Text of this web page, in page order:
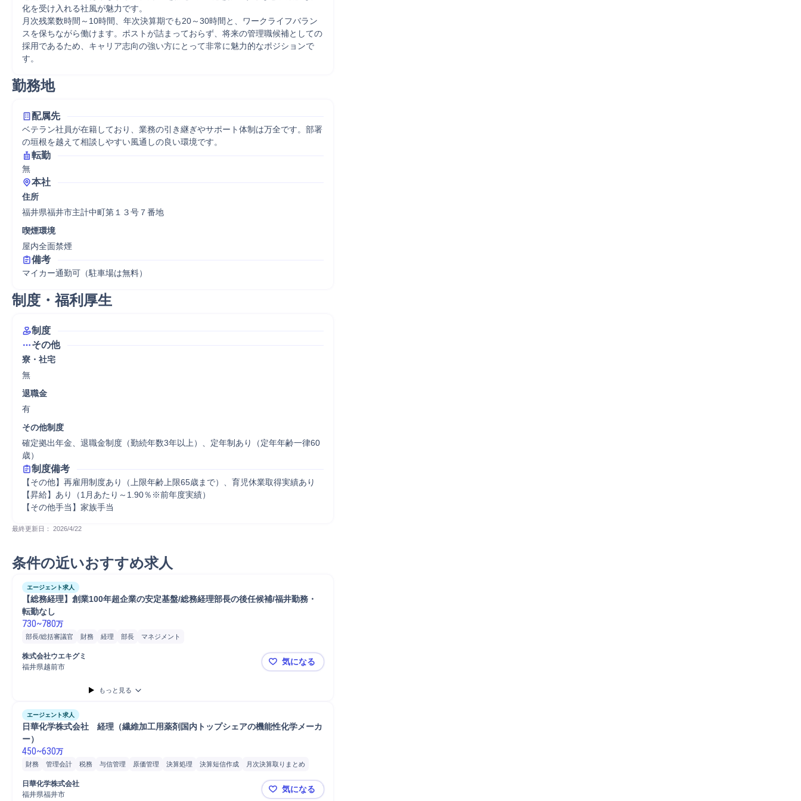
化を受け入れる社風が魅力です。
月次残業数時間～10時間、年次決算期でも20～30時間と、ワークライフバラン
スを保ちながら働けます。ポストが詰まっておらず、将来の管理職候補としての
採用であるため、キャリア志向の強い方にとって非常に魅力的なポジションで
す。
勤務地
配属先
ベテラン社員が在籍しており、業務の引き継ぎやサポート体制は万全です。部署
の垣根を越えて相談しやすい風通しの良い環境です。
転勤
無
本社
住所
福井県福井市主計中町第１３号７番地
喫煙環境
屋内全面禁煙
備考
マイカー通勤可（駐車場は無料）
制度・福利厚生
制度
その他
寮・社宅
無
退職金
有
その他制度
確定拠出年金、退職金制度（勤続年数3年以上）、定年制あり（定年年齢一律60
歳）
制度備考
【その他】再雇用制度あり（上限年齢上限65歳まで）、育児休業取得実績あり
【昇給】あり（1月あたり～1.90％※前年度実績）
【その他手当】家族手当
最終更新日： 2026/4/22
条件の近いおすすめ求人
エージェント求人
【総務経理】創業100年超企業の安定基盤/総務経理部長の後任候補/福井勤務・
転勤なし
730~780万
部長/総括審議官 財務 経理 部長 マネジメント
株式会社ウエキグミ
福井県越前市
【総務経理】創業100年超企業の安定基盤/総務経理部長の後任候補/福井勤務・転勤なし
気になる
もっと見る
エージェント求人
日華化学株式会社　経理（繊維加工用薬剤国内トップシェアの機能性化学メーカ
ー）
450~630万
財務 管理会計 税務 与信管理 原価管理 決算処理 決算短信作成
月次決算取りまとめ
年次決算取りまとめ
有価証券報告書作成
日華化学株式会社
福井県福井市
日華化学株式会社 経理（繊維加工用薬剤国内トップシェアの機能性化学メーカー）
気になる